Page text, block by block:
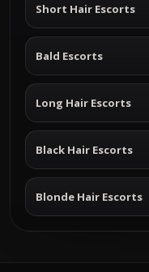
Short Hair Escorts
Bald Escorts
Long Hair Escorts
Black Hair Escorts
Blonde Hair Escorts